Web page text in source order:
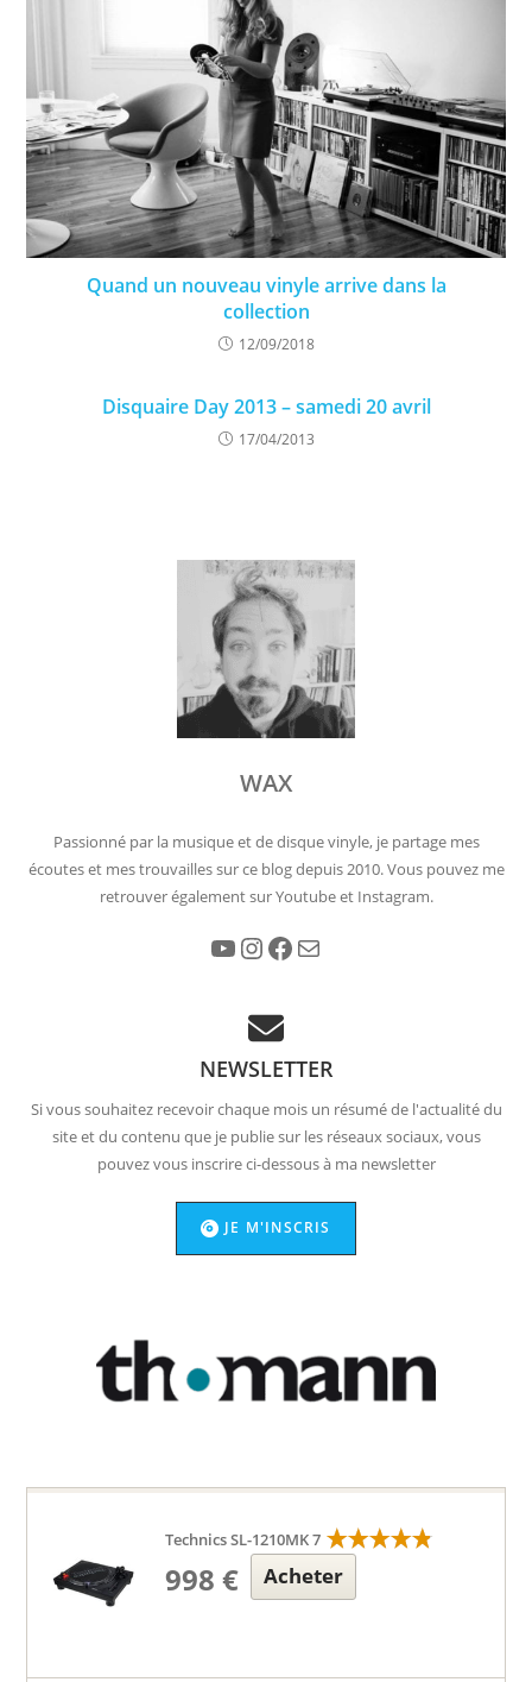
Quand un nouveau vinyle arrive dans la
collection
12/09/2018
Disquaire Day 2013 – samedi 20 avril
17/04/2013
WAX
Passionné par la musique et de disque vinyle, je partage mes
écoutes et mes trouvailles sur ce blog depuis 2010. Vous pouvez me
retrouver également sur Youtube et Instagram.
YouTube Instagram Facebook
NEWSLETTER
Si vous souhaitez recevoir chaque mois un résumé de l'actualité du
site et du contenu que je publie sur les réseaux sociaux, vous
pouvez vous inscrire ci-dessous à ma newsletter
JE M'INSCRIS
Technics SL-1210MK 7
998 € Acheter